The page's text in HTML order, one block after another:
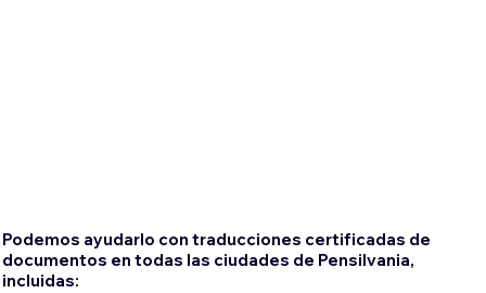
Podemos ayudarlo con traducciones certificadas de
documentos en todas las ciudades de Pensilvania,
incluidas: